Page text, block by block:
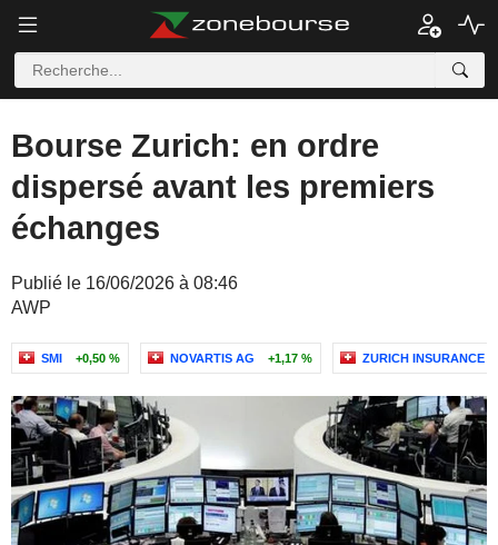
Bourse Zurich: en ordre
dispersé avant les premiers
échanges
Publié le 16/06/2026 à 08:46
AWP
SMI +0,50 % NOVARTIS AG +1,17 % ZURICH INSURANCE